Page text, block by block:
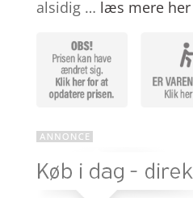
alsidig … læs mere her